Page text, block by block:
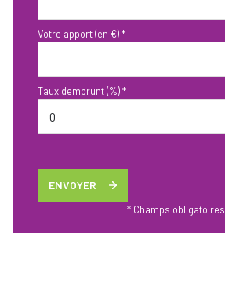
Votre apport (en €) *
Taux d'emprunt (%) *
ENVOYER
* Champs obligatoires